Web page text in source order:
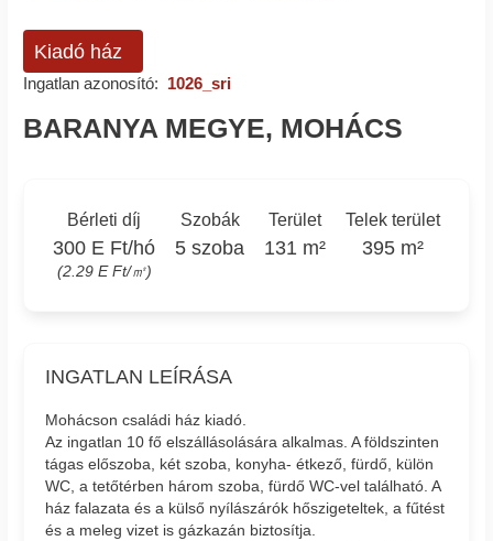
Kiadó ház
Ingatlan azonosító: 1026_sri
BARANYA MEGYE, MOHÁCS
Bérleti díj
300 E Ft/hó
(2.29 E Ft/㎡)
Szobák
5 szoba
Terület
131 m²
Telek terület
395 m²
INGATLAN LEÍRÁSA
Mohácson családi ház kiadó.
Az ingatlan 10 fő elszállásolására alkalmas. A földszinten
tágas előszoba, két szoba, konyha- étkező, fürdő, külön
WC, a tetőtérben három szoba, fürdő WC-vel található. A
ház falazata és a külső nyílászárók hőszigeteltek, a fűtést
és a meleg vizet is gázkazán biztosítja.